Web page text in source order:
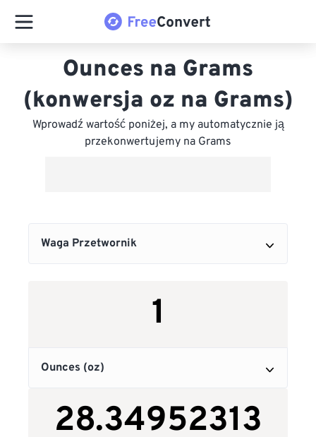
Ounces na Grams
(konwersja oz na Grams)
Wprowadź wartość poniżej, a my automatycznie ją
przekonwertujemy na Grams